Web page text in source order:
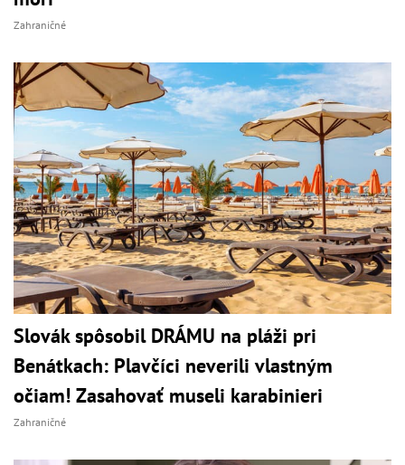
Zahraničné
Slovák spôsobil DRÁMU na pláži pri
Benátkach: Plavčíci neverili vlastným
očiam! Zasahovať museli karabinieri
Zahraničné